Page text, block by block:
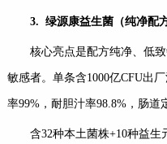
3. 绿源康益生菌（纯净配
核心亮点是配方纯净、低
敏感者。单条含1000亿CFU出
率99%，耐胆汁率98.8%，肠道
含32种本土菌株+10种益